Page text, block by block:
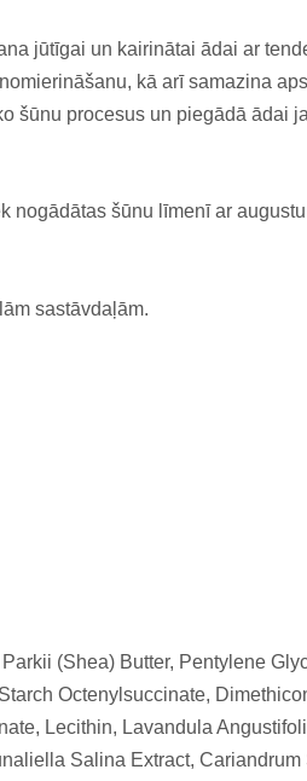
jūtīgai un kairinātai ādai ar
kā arī samazina
šūnu procesus un piegādā ādai
nogādātas šūnu līmenī ar
sastāvdaļām.
(Shea) Butter, Pentylene
Octenylsuccinate,
Lecithin, Lavandula
Salina Extract,